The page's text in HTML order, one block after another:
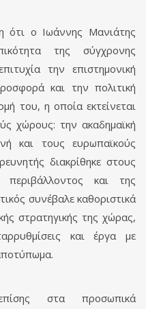
ότι ο Ιωάννης Μανιάτης
της σύγχρονης
την επιστημονική
και την πολιτική
του, η οποία εκτείνεται
χώρους: την ακαδημαϊκή
και τους ευρωπαϊκούς
διακρίθηκε στους
και της
συνέβαλε καθοριστικά
στρατηγικής της χώρας,
και έργα με
στα προσωπικά